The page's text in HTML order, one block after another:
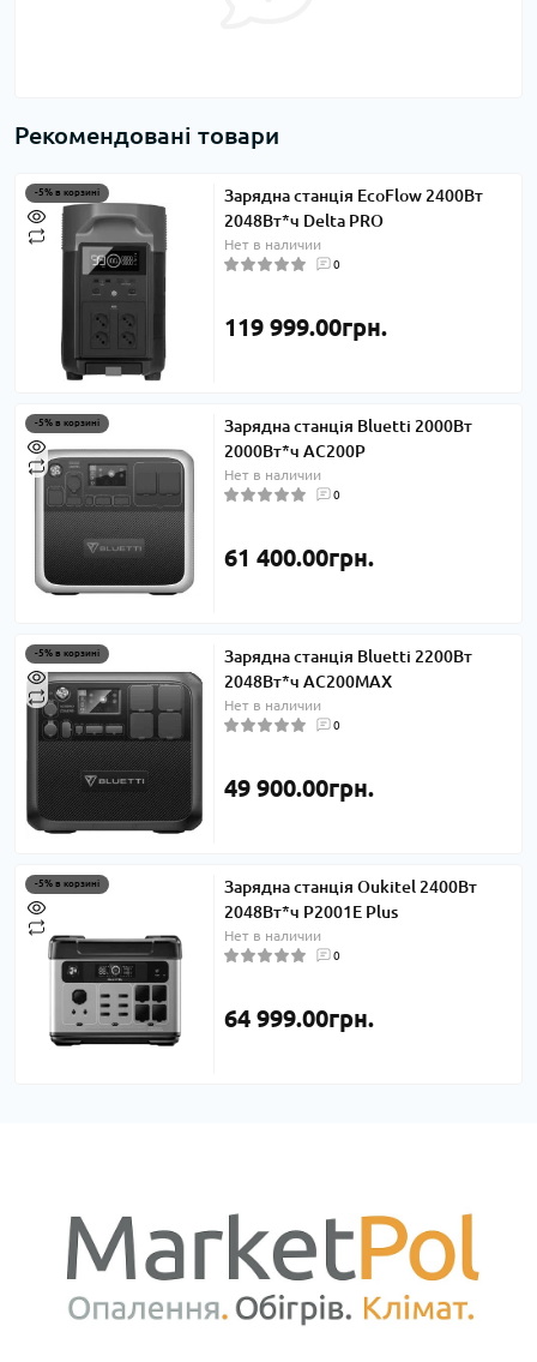
Рекомендовані товари
-5% в корзині
Зарядна станція EcoFlow 2400Вт
2048Вт*ч Delta PRO
Нет в наличии
0
119 999.00грн.
-5% в корзині
Зарядна станція Bluetti 2000Вт
2000Вт*ч AC200P
Нет в наличии
0
61 400.00грн.
-5% в корзині
Зарядна станція Bluetti 2200Вт
2048Вт*ч AC200MAX
Нет в наличии
0
49 900.00грн.
-5% в корзині
Зарядна станція Oukitel 2400Вт
2048Вт*ч P2001E Plus
Нет в наличии
0
64 999.00грн.